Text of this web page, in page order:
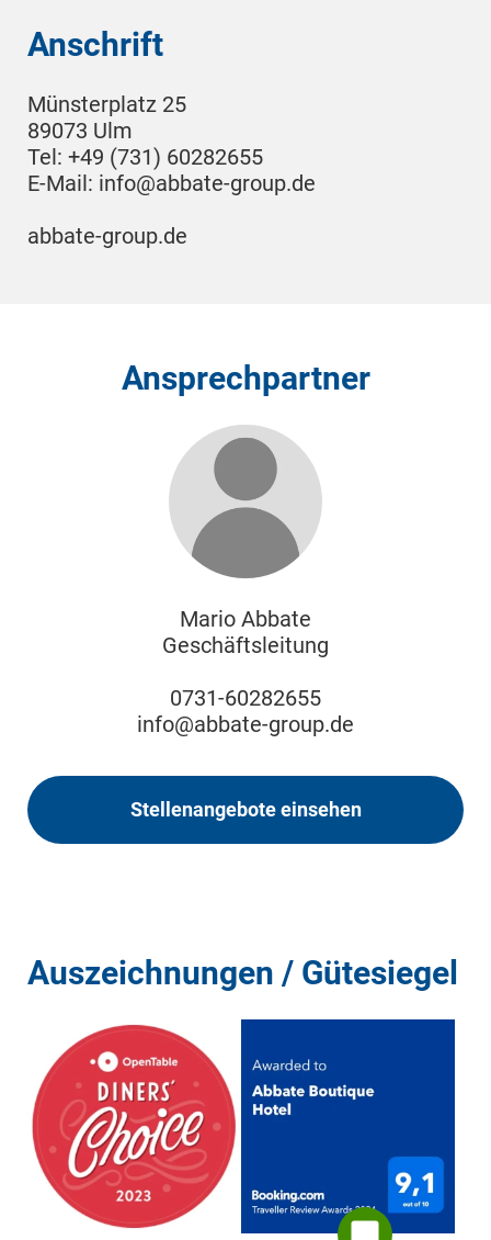
Anschrift
Münsterplatz 25
89073 Ulm
Tel: +49 (731) 60282655
E-Mail: info@abbate-group.de
abbate-group.de
Ansprechpartner
Mario Abbate
Geschäftsleitung
0731-60282655
info@abbate-group.de
Stellenangebote einsehen
Auszeichnungen / Gütesiegel